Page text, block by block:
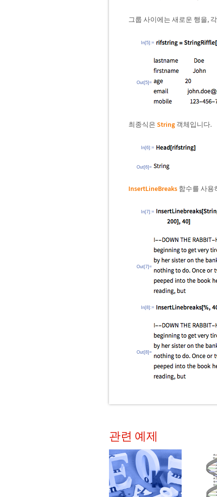
그룹 사이에는 새로운 행을,
In[5]:=
Out[5]=
최종식은 String 객체입니다.
In[6]:=
Out[6]=
InsertLineBreaks 함수를 사용
In[7]:=
Out[7]=
In[8]:=
Out[8]=
관련 예제